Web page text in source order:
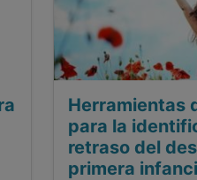
Herramientas
para la
retraso del
primera